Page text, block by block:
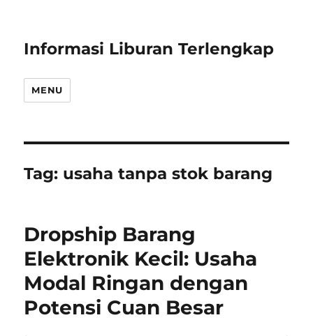
Informasi Liburan Terlengkap
MENU
Tag: usaha tanpa stok barang
Dropship Barang
Elektronik Kecil: Usaha
Modal Ringan dengan
Potensi Cuan Besar